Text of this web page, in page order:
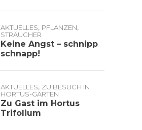
AKTUELLES, PFLANZEN,
STRÄUCHER
Keine Angst – schnipp
schnapp!
AKTUELLES, ZU BESUCH IN
HORTUS-GÄRTEN
Zu Gast im Hortus
Trifolium